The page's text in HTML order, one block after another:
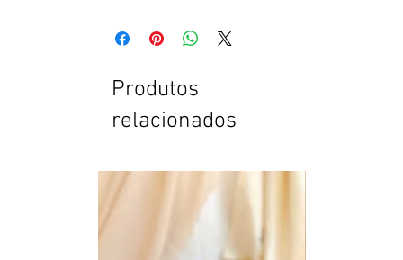
Produtos
relacionados